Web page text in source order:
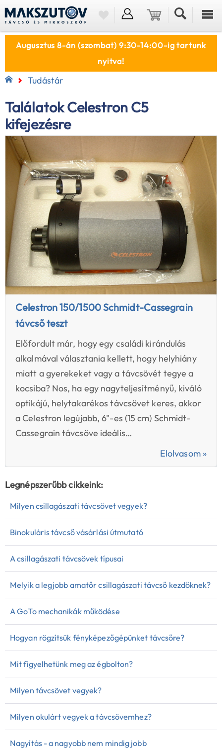
Augusztus 8-án (szombat) 9:30-14:00-ig tartunk
nyitva!
Tudástár
Találatok Celestron C5
kifejezésre
Celestron 150/1500 Schmidt-Cassegrain
távcső teszt
Előfordult már, hogy egy családi kirándulás
alkalmával választania kellett, hogy helyhiány
miatt a gyerekeket vagy a távcsövét tegye a
kocsiba? Nos, ha egy nagyteljesítményű, kiváló
optikájú, helytakarékos távcsövet keres, akkor
a Celestron legújabb, 6"-es (15 cm) Schmidt-
Cassegrain távcsöve ideális…
Elolvasom »
Legnépszerűbb cikkeink:
Milyen csillagászati távcsövet vegyek?
Binokuláris távcső vásárlási útmutató
A csillagászati távcsövek típusai
Melyik a legjobb amatőr csillagászati távcső kezdőknek?
A GoTo mechanikák működése
Hogyan rögzítsük fényképezőgépünket távcsőre?
Mit figyelhetünk meg az égbolton?
Milyen távcsövet vegyek?
Milyen okulárt vegyek a távcsövemhez?
Nagyítás - a nagyobb nem mindig jobb